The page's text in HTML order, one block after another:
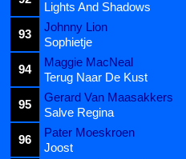
Lights And Shadows
93
Johnny Lion
Sophietje
94
Maggie MacNeal
Terug Naar De Kust
95
Gerard Van Maasakkers
Salve Regina
96
Pater Moeskroen
Joost